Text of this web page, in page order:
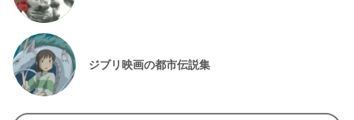
ジブリ映画の都市伝説集